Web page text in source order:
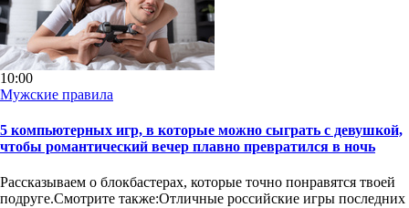
10:00
Мужские правила
5 компьютерных игр, в которые можно сыграть с девушкой,
чтобы романтический вечер плавно превратился в ночь
Рассказываем о блокбастерах, которые точно понравятся твоей
подруге.Смотрите также:Отличные российские игры последних